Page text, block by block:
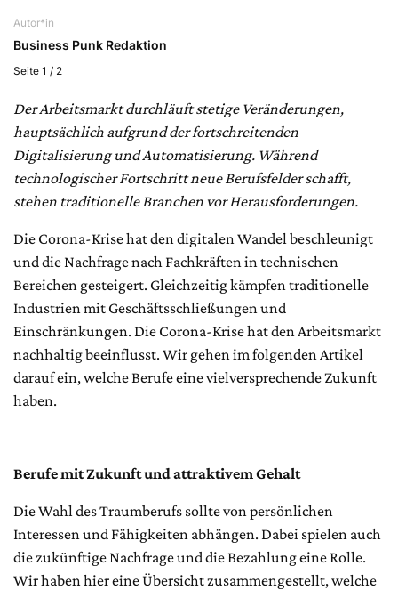
Autor*in
Business Punk Redaktion
Seite 1 / 2
Der Arbeitsmarkt durchläuft stetige Veränderungen,
hauptsächlich aufgrund der fortschreitenden
Digitalisierung und Automatisierung. Während
technologischer Fortschritt neue Berufsfelder schafft,
stehen traditionelle Branchen vor Herausforderungen.
Die Corona-Krise hat den digitalen Wandel beschleunigt
und die Nachfrage nach Fachkräften in technischen
Bereichen gesteigert. Gleichzeitig kämpfen traditionelle
Industrien mit Geschäftsschließungen und
Einschränkungen. Die Corona-Krise hat den Arbeitsmarkt
nachhaltig beeinflusst. Wir gehen im folgenden Artikel
darauf ein, welche Berufe eine vielversprechende Zukunft
haben.
Berufe mit Zukunft und attraktivem Gehalt
Die Wahl des Traumberufs sollte von persönlichen
Interessen und Fähigkeiten abhängen. Dabei spielen auch
die zukünftige Nachfrage und die Bezahlung eine Rolle.
Wir haben hier eine Übersicht zusammengestellt, welche